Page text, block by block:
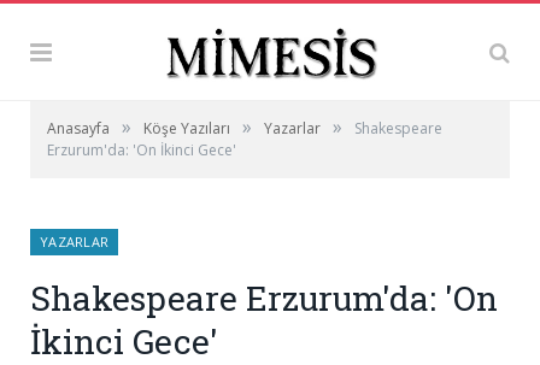
Anasayfa » Köşe Yazıları » Yazarlar »
Shakespeare
Erzurum'da: 'On İkinci Gece'
YAZARLAR
Shakespeare Erzurum'da: 'On
İkinci Gece'